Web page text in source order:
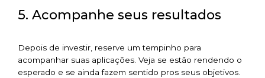
5. Acompanhe seus resultados
Depois de investir, reserve um tempinho para
acompanhar suas aplicações. Veja se estão rendendo o
esperado e se ainda fazem sentido pros seus objetivos.